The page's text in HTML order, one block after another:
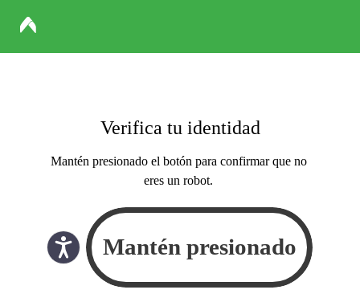
Verifica tu identidad
Mantén presionado el botón para confirmar que no
eres un robot.